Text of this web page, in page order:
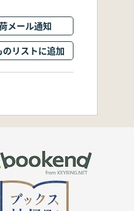
メール通知
のリストに追加